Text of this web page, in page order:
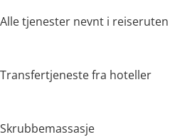
Alle tjenester nevnt i reiseruten
Transfertjeneste fra hoteller
Skrubbemassasje